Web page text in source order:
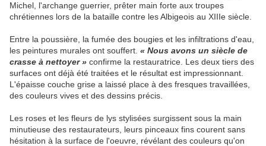
Michel, l'archange guerrier, prêter main forte aux troupes
chrétiennes lors de la bataille contre les Albigeois au XIIIe siècle.
Entre la poussière, la fumée des bougies et les infiltrations d'eau,
les peintures murales ont souffert. « Nous avons un siècle de
crasse à nettoyer » confirme la restauratrice. Les deux tiers des
surfaces ont déjà été traitées et le résultat est impressionnant.
L'épaisse couche grise a laissé place à des fresques travaillées,
des couleurs vives et des dessins précis.
Les roses et les fleurs de lys stylisées surgissent sous la main
minutieuse des restaurateurs, leurs pinceaux fins courent sans
hésitation à la surface de l'oeuvre, révélant des couleurs qu'on